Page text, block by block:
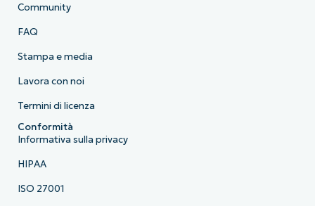
Community
FAQ
Stampa e media
Lavora con noi
Termini di licenza
Conformità
Informativa sulla privacy
HIPAA
ISO 27001